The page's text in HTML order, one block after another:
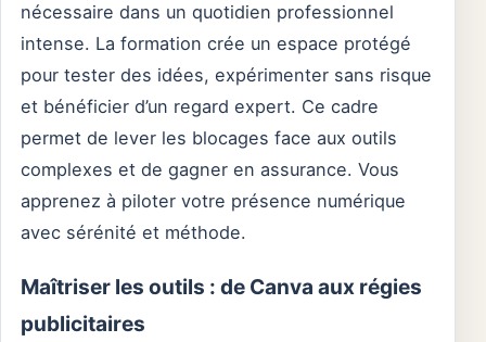
nécessaire dans un quotidien professionnel
intense. La formation crée un espace protégé
pour tester des idées, expérimenter sans risque
et bénéficier d’un regard expert. Ce cadre
permet de lever les blocages face aux outils
complexes et de gagner en assurance. Vous
apprenez à piloter votre présence numérique
avec sérénité et méthode.
Maîtriser les outils : de Canva aux régies
publicitaires